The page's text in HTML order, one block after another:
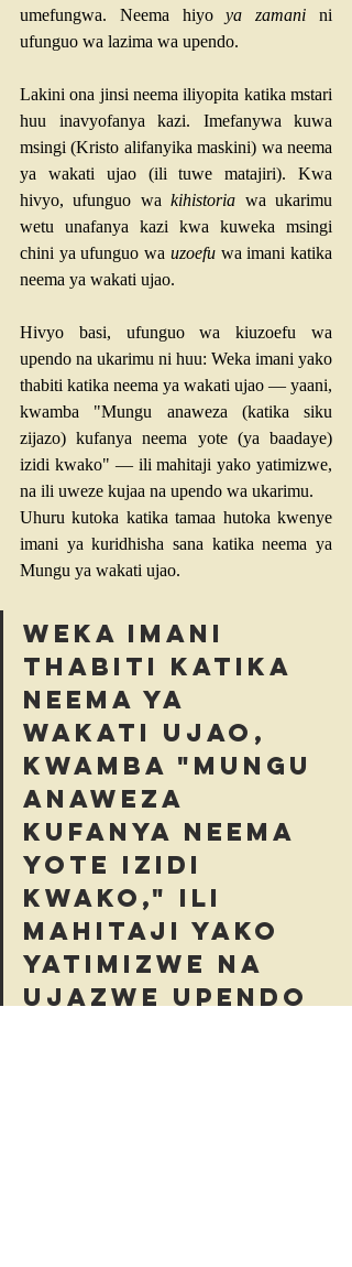
umefungwa. Neema hiyo ya zamani ni
ufunguo wa lazima wa upendo.
Lakini ona jinsi neema iliyopita katika mstari
huu inavyofanya kazi. Imefanywa kuwa
msingi (Kristo alifanyika maskini) wa neema
ya wakati ujao (ili tuwe matajiri). Kwa
hivyo, ufunguo wa kihistoria wa ukarimu
wetu unafanya kazi kwa kuweka msingi
chini ya ufunguo wa uzoefu wa imani katika
neema ya wakati ujao.
Hivyo basi, ufunguo wa kiuzoefu wa
upendo na ukarimu ni huu: Weka imani yako
thabiti katika neema ya wakati ujao — yaani,
kwamba "Mungu anaweza (katika siku
zijazo) kufanya neema yote (ya baadaye)
izidi kwako" — ili mahitaji yako yatimizwe,
na ili uweze kujaa na upendo wa ukarimu.
Uhuru kutoka katika tamaa hutoka kwenye
imani ya kuridhisha sana katika neema ya
Mungu ya wakati ujao.
Weka imani
thabiti katika
neema ya
wakati ujao,
kwamba "Mungu
anaweza
kufanya neema
yote izidi
kwako," ili
mahitaji yako
yatimizwe na
ujazwe upendo